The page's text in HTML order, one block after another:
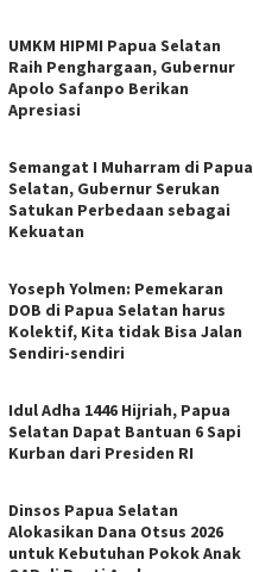
UMKM HIPMI Papua Selatan
Raih Penghargaan, Gubernur
Apolo Safanpo Berikan
Apresiasi
Semangat I Muharram di Papua
Selatan, Gubernur Serukan
Satukan Perbedaan sebagai
Kekuatan
Yoseph Yolmen: Pemekaran
DOB di Papua Selatan harus
Kolektif, Kita tidak Bisa Jalan
Sendiri-sendiri
Idul Adha 1446 Hijriah, Papua
Selatan Dapat Bantuan 6 Sapi
Kurban dari Presiden RI
Dinsos Papua Selatan
Alokasikan Dana Otsus 2026
untuk Kebutuhan Pokok Anak